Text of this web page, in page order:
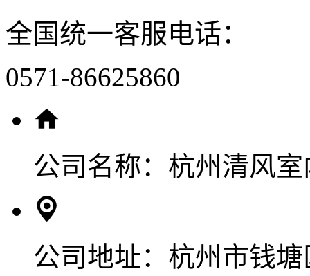
全国统一客服电话：
0571-86625860
公司名称： 杭州清风
公司地址： 杭州市钱